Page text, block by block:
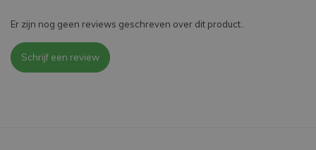
Er zijn nog geen reviews geschreven over dit product..
Schrijf een review